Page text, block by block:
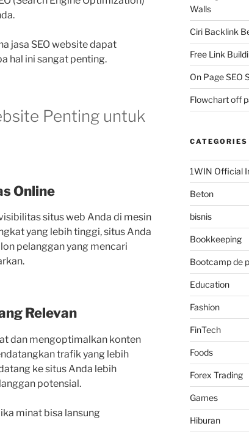
jasa SEO website dapat
hal ini sangat penting.
Penting untuk
Online
situs web Anda di mesin
yang lebih tinggi, situs Anda
pelanggan yang mencari
Relevan
dan mengoptimalkan konten
trafik yang lebih
ke situs Anda lebih
potensial.
minat bisa lansung
Walls
Ciri Backlink
Free Link
On Page SEO
Flowchart off
CATEGORIES
1WIN Official
Beton
bisnis
Bookkeeping
Bootcamp de
Education
Fashion
FinTech
Foods
Forex Trading
Games
Hiburan